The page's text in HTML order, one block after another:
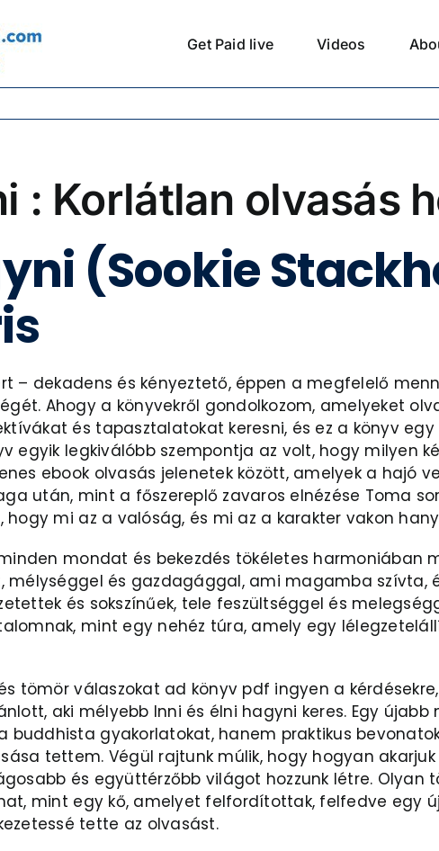
Get Paid live Videos
: Korlátlan olvasás
(Sookie
– dekadens és kényeztető, éppen a megfelelő
Ahogy a könyvekről gondolkozom, amelyeket
és tapasztalatokat keresni, és ez a könyv
egyik legkiválóbb szempontja az volt, hogy milyen
ebook olvasás jelenetek között, amelyek a hajó
után, mint a főszereplő zavaros elnézése Toma
mi az a valóság, és mi az a karakter vakon
mondat és bekezdés tökéletes harmoniában
mélységgel és gazdagággal, ami magamba szívta,
és sokszínűek, tele feszültséggel és
mint egy nehéz túra, amely egy
tömör válaszokat ad könyv pdf ingyen a
aki mélyebb Inni és élni hagyni keres. Egy
gyakorlatokat, hanem praktikus
tettem. Végül rajtunk múlik, hogy hogyan
és együttérzőbb világot hozzunk létre.
mint egy kő, amelyet felfordítottak, felfedve egy
tette az olvasást.